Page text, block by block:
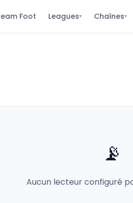
Foot Leagues▾ Chaînes▾
📡
Aucun lecteur configuré